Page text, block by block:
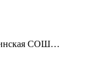
СОШ…